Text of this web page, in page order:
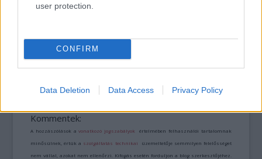
user protection.
CONFIRM
Data Deletion Data Access Privacy Policy
AZ EMBERSÉG ÜNNEPE
A bejegyzés trackback címe:
Kommentek:
A hozzászólások avonatkozó jogszabályok értelmében felhasználói tartalomnak
minősülnek, értük a szolgáltatás technikai üzemeltetője semmilyen felelősséget
nem vállal, azokat nem ellenőrzi. Kifogás esetén forduljon a blog szerkesztőjéhez.